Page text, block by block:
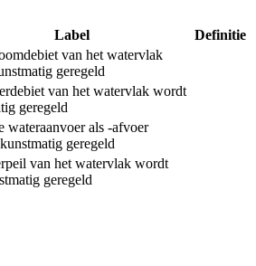
Label
Definitie
van het watervlak
geregeld
van het watervlak wordt
geregeld
wateraanvoer als -afvoer
geregeld
van het watervlak wordt
geregeld